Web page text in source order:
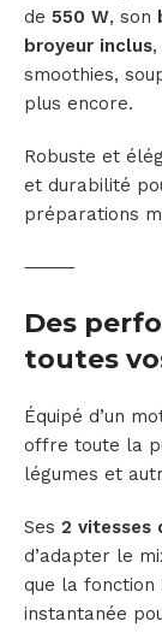
de 550 W, son
broyeur inclus
smoothies,
plus encore.
Robuste et
et durabilité
préparations
⸻
Des
toutes
Équipé d’un
offre toute la
légumes et
Ses 2 vitesses
d’adapter le
que la fonction
instantanée